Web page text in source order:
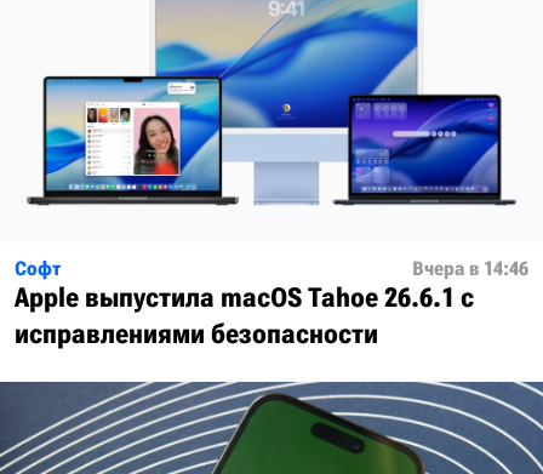
Софт Вчера в 14:46
Apple выпустила macOS Tahoe 26.6.1 с
исправлениями безопасности